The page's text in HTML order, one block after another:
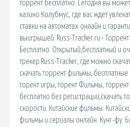
торрент бесплатно. Сегодня вы
казино Колубмус, где вас ждет
ставки на автоматах онлайн и
выигрышей. Russ-Tracker.ru •
Бесплатно. Открытый,бесплатный и
трекер Russ-Tracker, где можно
скачать торрент фильмы,
торент игры, торент Фильмы, торрент
бесплатно без регистрации,скачать
скорости. Китайские фильмы.
фильмы и сериалы онлайн. Кунг-фу.